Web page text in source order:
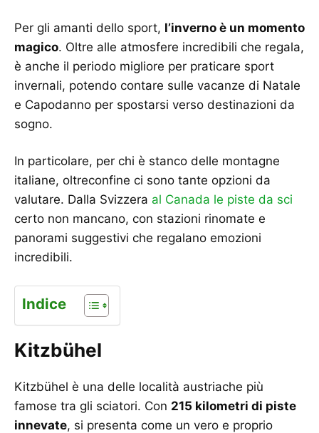
Per gli amanti dello sport, l’inverno è un momento
magico. Oltre alle atmosfere incredibili che regala,
è anche il periodo migliore per praticare sport
invernali, potendo contare sulle vacanze di Natale
e Capodanno per spostarsi verso destinazioni da
sogno.
In particolare, per chi è stanco delle montagne
italiane, oltreconfine ci sono tante opzioni da
valutare. Dalla Svizzera al Canada le piste da sci
certo non mancano, con stazioni rinomate e
panorami suggestivi che regalano emozioni
incredibili.
Indice
Kitzbühel
Kitzbühel è una delle località austriache più
famose tra gli sciatori. Con 215 kilometri di piste
innevate, si presenta come un vero e proprio